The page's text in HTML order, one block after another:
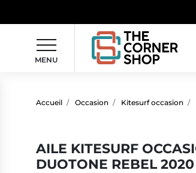
MENU
Accueil Occasion Kitesurf occasion
AILE KITESURF
DUOTONE REBEL 2020